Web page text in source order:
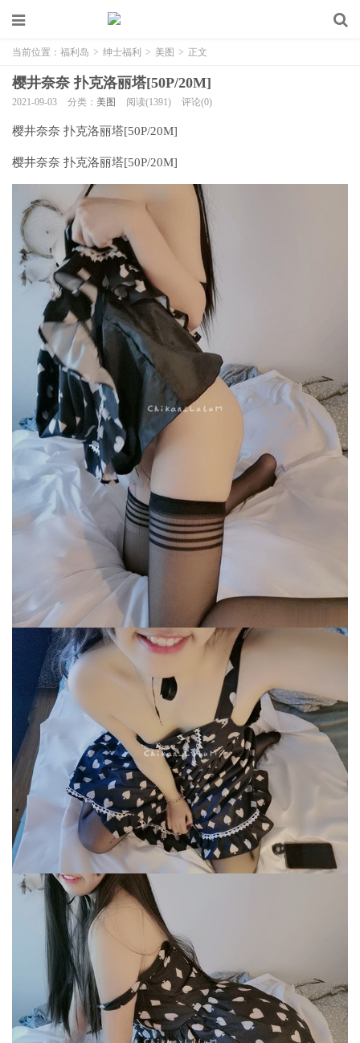
当前位置： 福利岛 > 绅士福利 > 美图 > 正文
樱井奈奈 扑克洛丽塔[50P/20M]
2021-09-03 分类： 美图 阅读(1391) 评论(0)
樱井奈奈 扑克洛丽塔[50P/20M]
樱井奈奈 扑克洛丽塔[50P/20M]